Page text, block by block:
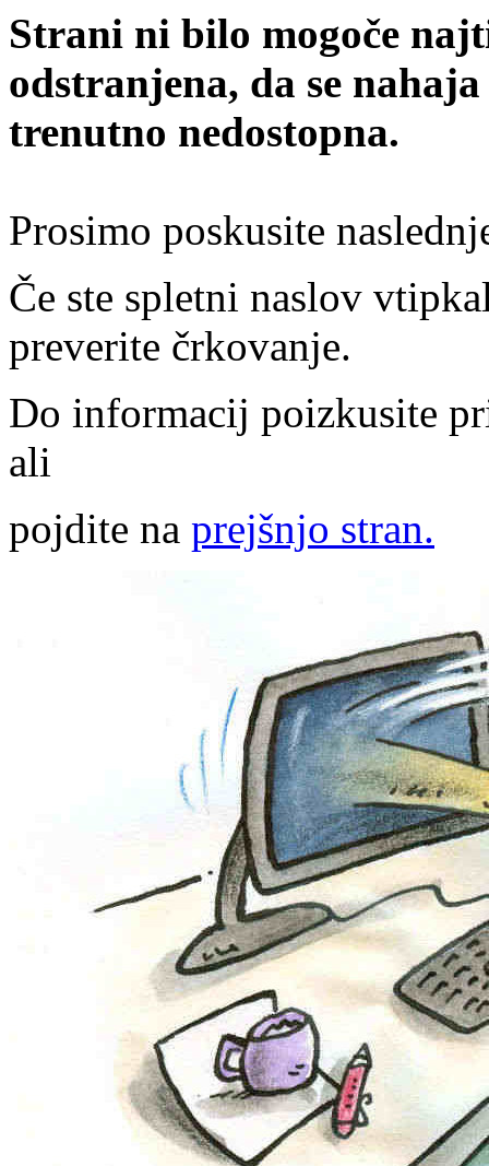
Strani ni bilo mogoče
odstranjena, da se
trenutno nedostopna.
Prosimo poskusite
Če ste spletni naslov
preverite črkovanje.
Do informacij poizkusite
ali
pojdite na prejšnjo stran.